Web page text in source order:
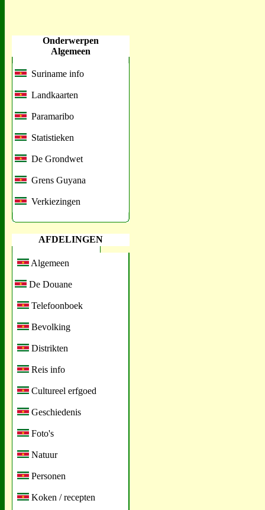
Onderwerpen
Algemeen
Suriname info
Landkaarten
Paramaribo
Statistieken
De Grondwet
Grens Guyana
Verkiezingen
AFDELINGEN
Algemeen
De Douane
Telefoonboek
Bevolking
Distrikten
Reis info
Cultureel erfgoed
Geschiedenis
Foto's
Natuur
Personen
Koken / recepten